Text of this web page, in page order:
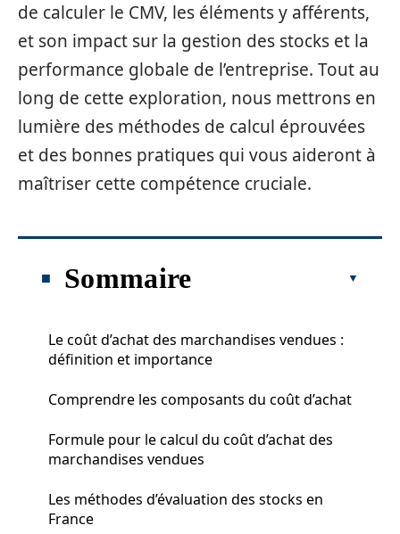
de calculer le CMV, les éléments y afférents,
et son impact sur la gestion des stocks et la
performance globale de l’entreprise. Tout au
long de cette exploration, nous mettrons en
lumière des méthodes de calcul éprouvées
et des bonnes pratiques qui vous aideront à
maîtriser cette compétence cruciale.
Sommaire
Le coût d’achat des marchandises vendues :
définition et importance
Comprendre les composants du coût d’achat
Formule pour le calcul du coût d’achat des
marchandises vendues
Les méthodes d’évaluation des stocks en
France